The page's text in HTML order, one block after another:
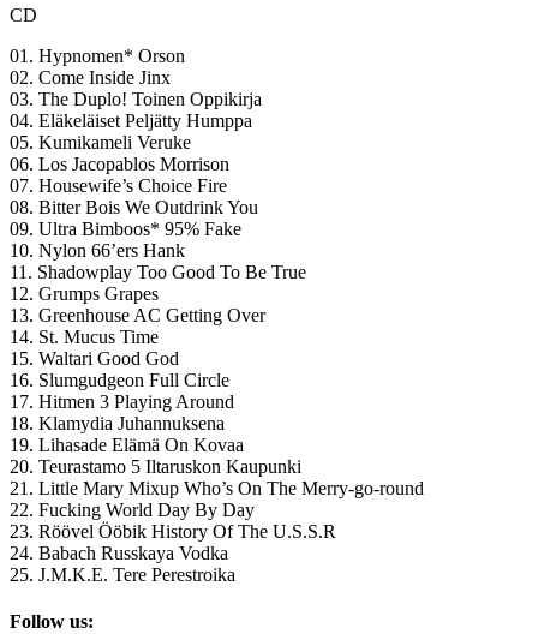
CD
01. Hypnomen* Orson
02. Come Inside Jinx
03. The Duplo! Toinen Oppikirja
04. Eläkeläiset Peljätty Humppa
05. Kumikameli Veruke
06. Los Jacopablos Morrison
07. Housewife’s Choice Fire
08. Bitter Bois We Outdrink You
09. Ultra Bimboos* 95% Fake
10. Nylon 66’ers Hank
11. Shadowplay Too Good To Be True
12. Grumps Grapes
13. Greenhouse AC Getting Over
14. St. Mucus Time
15. Waltari Good God
16. Slumgudgeon Full Circle
17. Hitmen 3 Playing Around
18. Klamydia Juhannuksena
19. Lihasade Elämä On Kovaa
20. Teurastamo 5 Iltaruskon Kaupunki
21. Little Mary Mixup Who’s On The Merry-go-round
22. Fucking World Day By Day
23. Röövel Ööbik History Of The U.S.S.R
24. Babach Russkaya Vodka
25. J.M.K.E. Tere Perestroika
Follow us: